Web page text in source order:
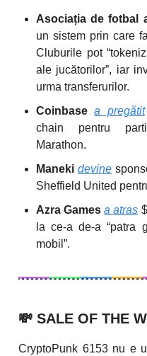
Asociația de fotbal
un sistem prin care
Cluburile pot
ale jucătorilor”, iar
urma transferurilor.
Coinbase a pregătit
chain pentru
Marathon.
Maneki devine
Sheffield United
Azra Gamesa atras
la ce-a de-a “patra
mobil”.
💸 SALE OF THE
CryptoPunk 6153 nu e